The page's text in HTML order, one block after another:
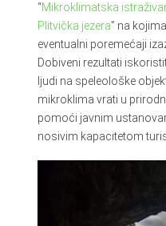
“Mikroklimatska
Plitvička jezera” na
eventualni poremećaji
Dobiveni rezultati
ljudi na speleološke
mikroklima vrati u
pomoći javnim
nosivim kapacitetom